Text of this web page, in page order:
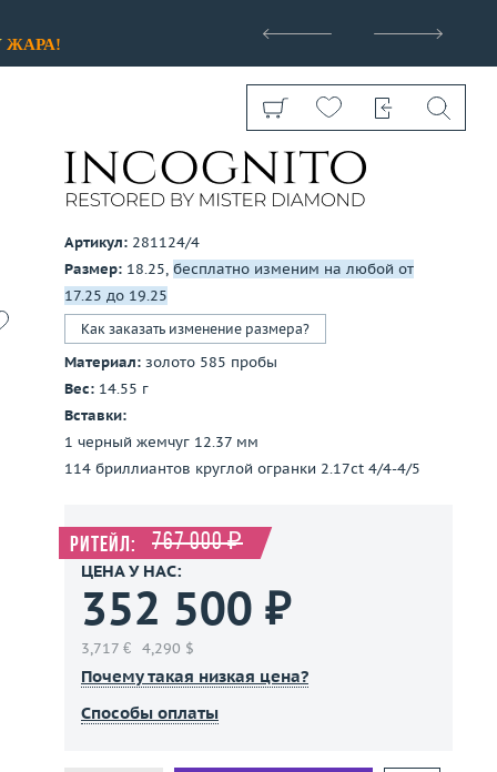
ЖАРА!
Показать все
Артикул: 281124/4
Размер: 18.25, бесплатно изменим на любой от
17.25 до 19.25
Как заказать изменение размера?
Материал: золото 585 пробы
Вес: 14.55 г
Вставки:
1 черный жемчуг 12.37 мм
114 бриллиантов круглой огранки 2.17ct 4/4-4/5
Ритейл: 767 000 ₽
ЦЕНА У НАС:
352 500 ₽
3,717 € 4,290 $
Почему такая низкая цена?
Способы оплаты